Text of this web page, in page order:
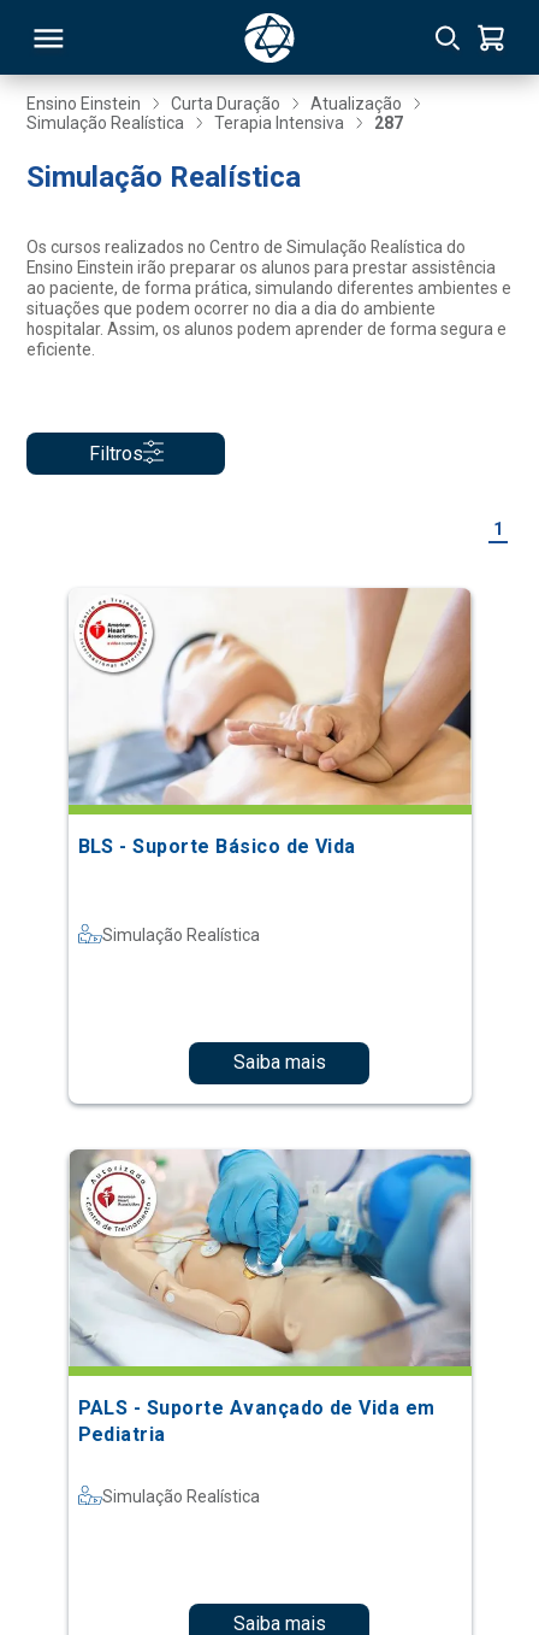
Ensino Einstein Curta Duração
Atualização
Simulação Realística
Terapia Intensiva 287
Simulação Realística
Os cursos realizados no Centro de Simulação Realística do
Ensino Einstein irão preparar os alunos para prestar assistência
ao paciente, de forma prática, simulando diferentes ambientes e
situações que podem ocorrer no dia a dia do ambiente
hospitalar. Assim, os alunos podem aprender de forma segura e
eficiente.
Filtros
1
BLS - Suporte Básico de Vida
Simulação Realística
Saiba mais
PALS - Suporte Avançado de Vida em
Pediatria
Simulação Realística
Saiba mais